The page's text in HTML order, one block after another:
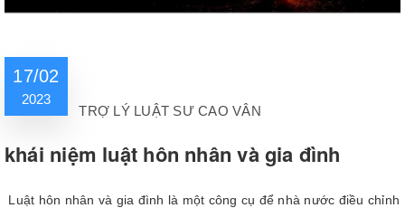
17/02
2023
TRỢ LÝ LUẬT SƯ CAO VÂN
khái niệm luật hôn nhân và gia đình
Luật hôn nhân và gia đình là một công cụ để nhà nước điều chỉnh